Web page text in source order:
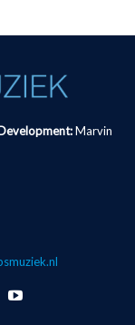
Marvin